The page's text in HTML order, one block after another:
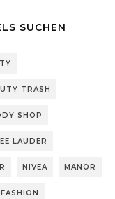
SUCHEN
TRASH
SHOP
LAUDER
NIVEA MANOR
FASHION